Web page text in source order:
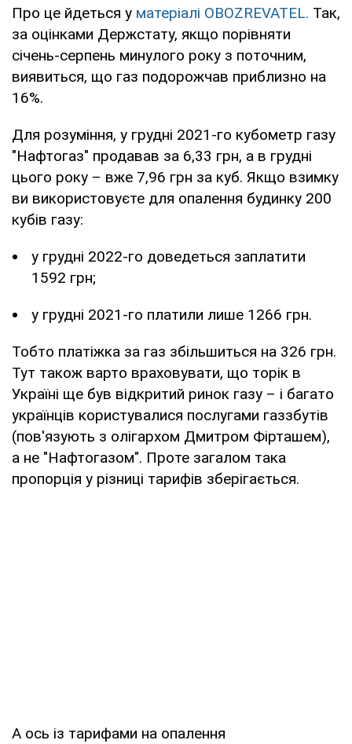
Про це йдеться у матеріалі OBOZREVATEL. Так,
за оцінками Держстату, якщо порівняти
січень-серпень минулого року з поточним,
виявиться, що газ подорожчав приблизно на
16%.
Для розуміння, у грудні 2021-го кубометр газу
"Нафтогаз" продавав за 6,33 грн, а в грудні
цього року – вже 7,96 грн за куб. Якщо взимку
ви використовуєте для опалення будинку 200
кубів газу:
у грудні 2022-го доведеться заплатити
1592 грн;
у грудні 2021-го платили лише 1266 грн.
Тобто платіжка за газ збільшиться на 326 грн.
Тут також варто враховувати, що торік в
Україні ще був відкритий ринок газу – і багато
українців користувалися послугами газзбутів
(пов'язують з олігархом Дмитром Фірташем),
а не "Нафтогазом". Проте загалом така
пропорція у різниці тарифів зберігається.
А ось із тарифами на опалення